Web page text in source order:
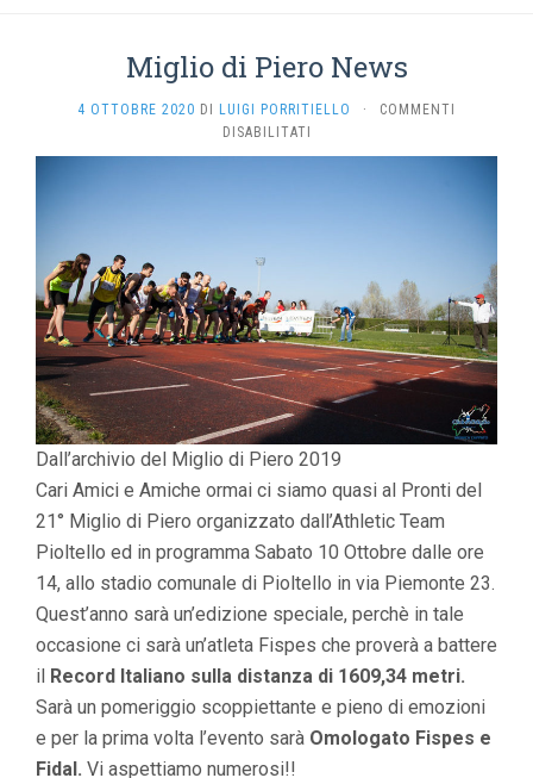
Miglio di Piero News
4 OTTOBRE 2020 DI LUIGI PORRITIELLO ·
COMMENTI
DISABILITATI
MIGLIO
Dall’archivio del Miglio di Piero 2019
Cari Amici e Amiche ormai ci siamo quasi al Pronti del
21° Miglio di Piero organizzato dall’Athletic Team
Pioltello ed in programma Sabato 10 Ottobre dalle ore
14, allo stadio comunale di Pioltello in via Piemonte 23.
Quest’anno sarà un’edizione speciale, perchè in tale
occasione ci sarà un’atleta Fispes che proverà a battere
il Record Italiano sulla distanza di 1609,34 metri.
Sarà un pomeriggio scoppiettante e pieno di emozioni
e per la prima volta l’evento sarà Omologato Fispes e
Fidal. Vi aspettiamo numerosi!!